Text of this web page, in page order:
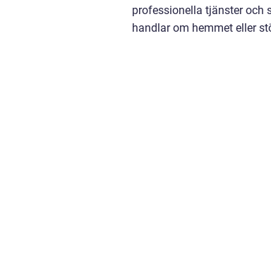
professionella tjänster och
handlar om hemmet eller